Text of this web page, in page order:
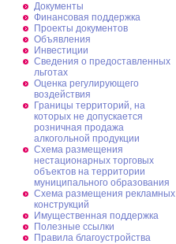
Документы
Финансовая поддержка
Проекты документов
Объявления
Инвестиции
Сведения о предоставленных
льготах
Оценка регулирующего
воздействия
Границы территорий, на
которых не допускается
розничная продажа
алкогольной продукции
Схема размещения
нестационарных торговых
объектов на территории
муниципального образования
Схема размещения рекламных
конструкций
Имущественная поддержка
Полезные ссылки
Правила благоустройства